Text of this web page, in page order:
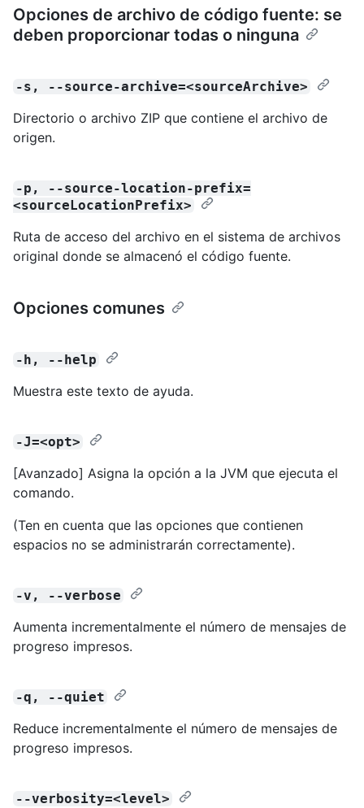
Opciones de archivo de código fuente: se
deben proporcionar todas o ninguna
-s, --source-archive=<sourceArchive>
Directorio o archivo ZIP que contiene el archivo de
origen.
-p, --source-location-prefix=
<sourceLocationPrefix>
Ruta de acceso del archivo en el sistema de archivos
original donde se almacenó el código fuente.
Opciones comunes
-h, --help
Muestra este texto de ayuda.
-J=<opt>
[Avanzado] Asigna la opción a la JVM que ejecuta el
comando.
(Ten en cuenta que las opciones que contienen
espacios no se administrarán correctamente).
-v, --verbose
Aumenta incrementalmente el número de mensajes de
progreso impresos.
-q, --quiet
Reduce incrementalmente el número de mensajes de
progreso impresos.
--verbosity=<level>